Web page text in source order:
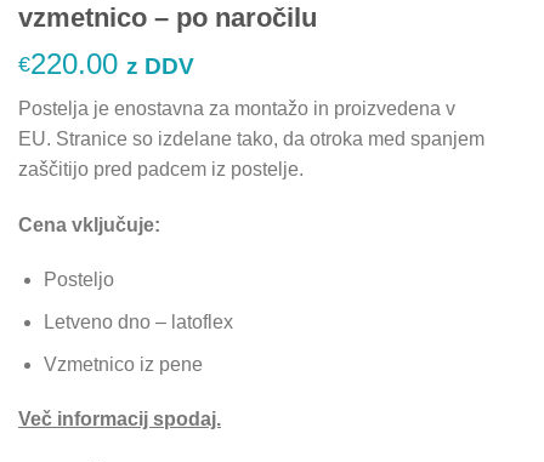
vzmetnico – po naročilu
€220.00 z DDV
Postelja je enostavna za montažo in proizvedena v
EU. Stranice so izdelane tako, da otroka med spanjem
zaščitijo pred padcem iz postelje.
Cena vključuje:
Posteljo
Letveno dno – latoflex
Vzmetnico iz pene
Več informacij spodaj.